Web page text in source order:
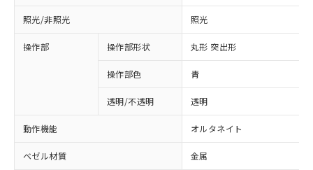
照光/非照光 照光
操作部 操作部形状 丸形 突出形
操作部色 青
透明/不透明 透明
動作機能 オルタネイト
ベゼル材質 金属